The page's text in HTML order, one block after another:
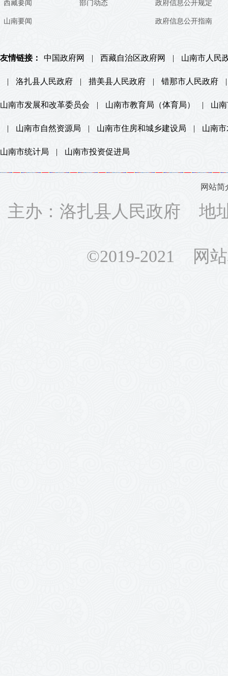
西藏要闻
山南要闻
部门动态 政府信息公开规定
政府信息公开指南
友情链接： 中国政府网 | 西藏自治区政府网 | 山南市人民
| 洛扎县人民政府 | 措美县人民政府 | 错那市人民政府 |
山南市发展和改革委员会 | 山南市教育局（体育局） | 山
| 山南市自然资源局 | 山南市住房和城乡建设局 | 山南
山南市统计局 | 山南市投资促进局
网站简
主办：洛扎县人民政府 地
©2019-2021 网